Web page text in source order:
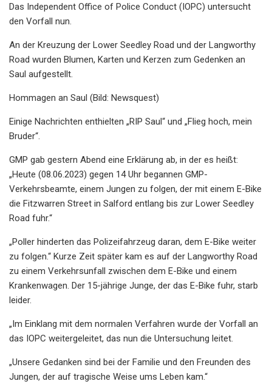
Das Independent Office of Police Conduct (IOPC) untersucht
den Vorfall nun.
An der Kreuzung der Lower Seedley Road und der Langworthy
Road wurden Blumen, Karten und Kerzen zum Gedenken an
Saul aufgestellt.
Hommagen an Saul (Bild: Newsquest)
Einige Nachrichten enthielten „RIP Saul“ und „Flieg hoch, mein
Bruder“.
GMP gab gestern Abend eine Erklärung ab, in der es heißt:
„Heute (08.06.2023) gegen 14 Uhr begannen GMP-
Verkehrsbeamte, einem Jungen zu folgen, der mit einem E-Bike
die Fitzwarren Street in Salford entlang bis zur Lower Seedley
Road fuhr.“
„Poller hinderten das Polizeifahrzeug daran, dem E-Bike weiter
zu folgen.“ Kurze Zeit später kam es auf der Langworthy Road
zu einem Verkehrsunfall zwischen dem E-Bike und einem
Krankenwagen. Der 15-jährige Junge, der das E-Bike fuhr, starb
leider.
„Im Einklang mit dem normalen Verfahren wurde der Vorfall an
das IOPC weitergeleitet, das nun die Untersuchung leitet.
„Unsere Gedanken sind bei der Familie und den Freunden des
Jungen, der auf tragische Weise ums Leben kam.“